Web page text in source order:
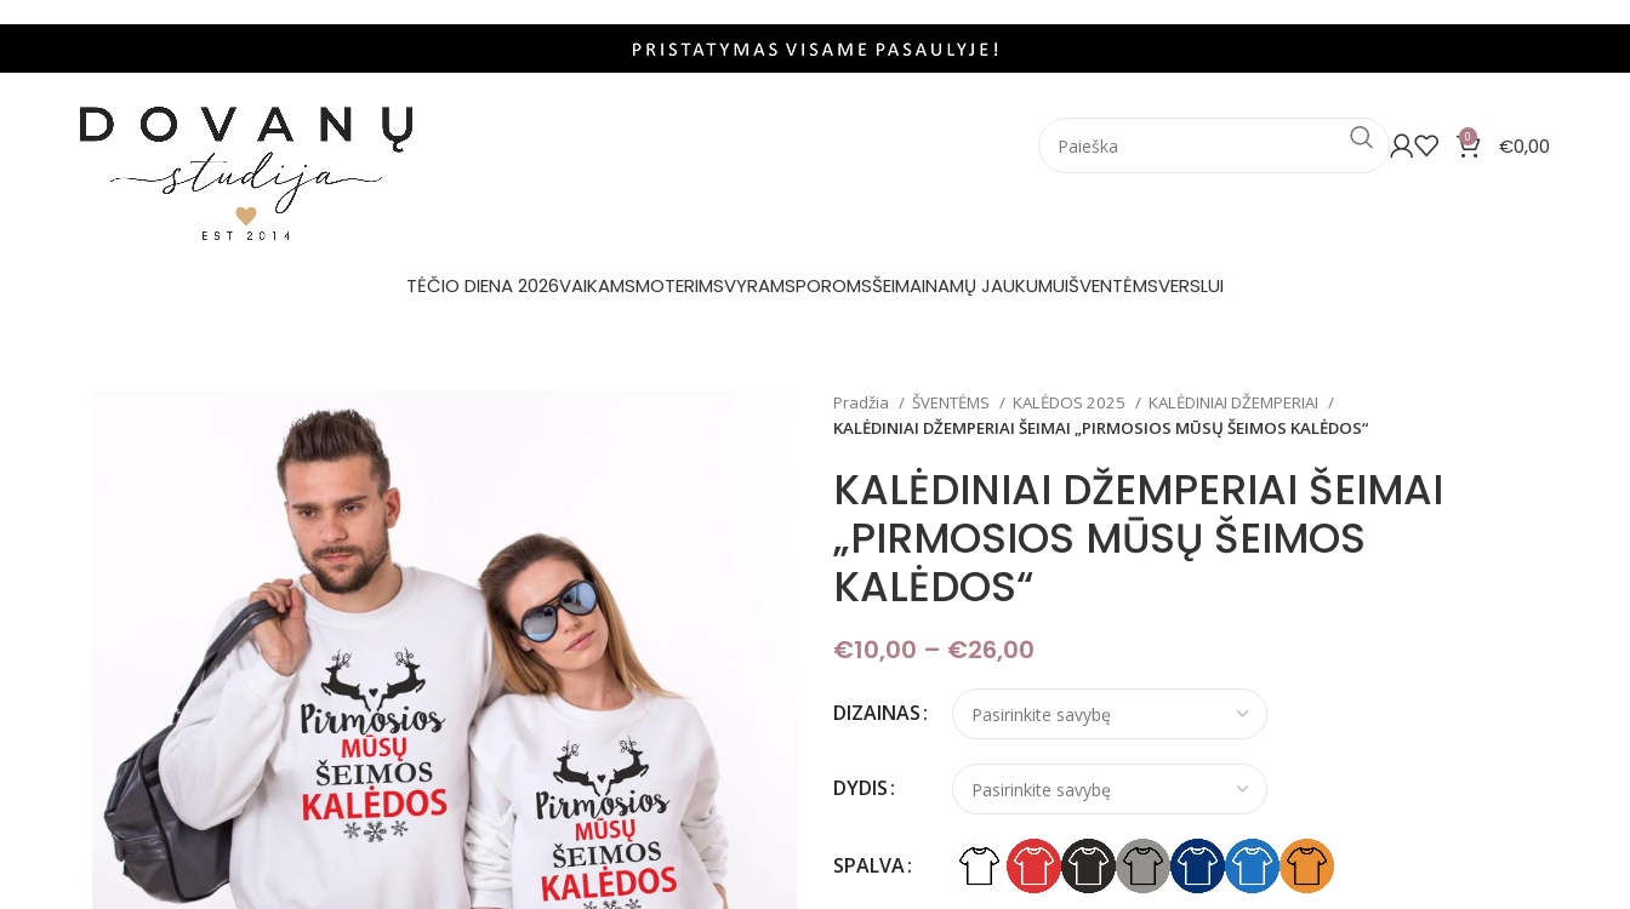
0 €0,00
TĖČIO DIENA 2026VAIKAMSMOTERIMSVYRAMSPOROMSŠEIMAINAMŲ JAUKUMUIŠVENTĖMSVERSLUI
Pradžia ŠVENTĖMS KALĖDOS 2025
KALĖDINIAI DŽEMPERIAI
KALĖDINIAI DŽEMPERIAI ŠEIMAI „PIRMOSIOS MŪSŲ ŠEIMOS KALĖDOS“
KALĖDINIAI DŽEMPERIAI ŠEIMAI
„PIRMOSIOS MŪSŲ ŠEIMOS
KALĖDOS“
€10,00 – €26,00
DIZAINAS
DYDIS
SPALVA